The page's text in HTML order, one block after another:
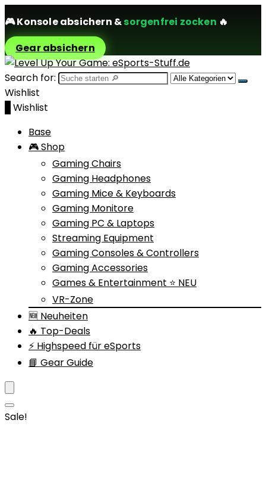
🎮Konsole absichern &sorgenfrei zocken 🔥
Gear absichern
Search for:
Wishlist
Wishlist
Base
🎮 Shop
Gaming Chairs
Gaming Headphones
Gaming Mice & Keyboards
Gaming Monitore
Gaming PC & Laptops
Streaming Equipment
Gaming Consoles & Controllers
Gaming Accessories
Games & Entertainment ⭐ NEU
VR-Zone
🆕 Neuheiten
🔥 Top-Deals
⚡ Highspeed für eSports
📘 Gear Guide
Sale!